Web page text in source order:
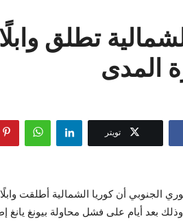
تطلق
المدى
تويتر
الجنوبي أن كوريا الشمالية أطلقت
بعد أيام على فشل محاولة بيونغ يانغ